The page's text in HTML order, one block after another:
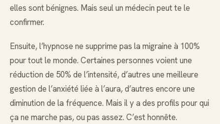
elles sont bénignes. Mais seul un médecin peut te le
confirmer.
Ensuite, l’hypnose ne supprime pas la migraine à 100%
pour tout le monde. Certaines personnes voient une
réduction de 50% de l’intensité, d’autres une meilleure
gestion de l’anxiété liée à l’aura, d’autres encore une
diminution de la fréquence. Mais il y a des profils pour qui
ça ne marche pas, ou pas assez. C’est honnête.